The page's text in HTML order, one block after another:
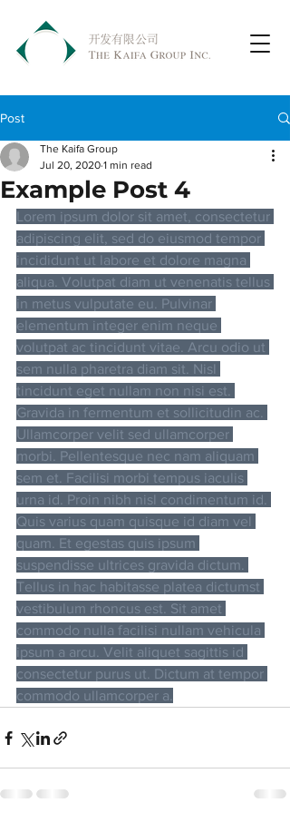
Post
Example Post 4
The Kaifa Group
Jul 20, 2020 1 min read
Lorem ipsum dolor sit amet, consectetur
adipiscing elit, sed do eiusmod tempor
incididunt ut labore et dolore magna
aliqua. Volutpat diam ut venenatis tellus
in metus vulputate eu. Pulvinar
elementum integer enim neque
volutpat ac tincidunt vitae. Arcu odio ut
sem nulla pharetra diam sit. Nisl
tincidunt eget nullam non nisi est.
Gravida in fermentum et sollicitudin ac.
Ullamcorper velit sed ullamcorper
morbi. Pellentesque nec nam aliquam
sem et. Facilisi morbi tempus iaculis
urna id. Proin nibh nisl condimentum id.
Quis varius quam quisque id diam vel
quam. Et egestas quis ipsum
suspendisse ultrices gravida dictum.
Tellus in hac habitasse platea dictumst
vestibulum rhoncus est. Sit amet
commodo nulla facilisi nullam vehicula
ipsum a arcu. Velit aliquet sagittis id
consectetur purus ut. Dictum at tempor
commodo ullamcorper a.